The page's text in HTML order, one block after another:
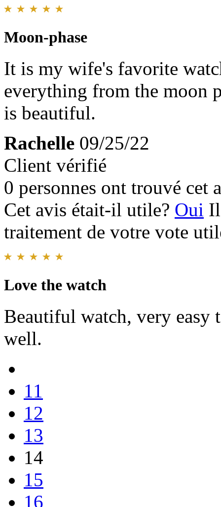
Moon-phase
It is my wife's favorite
everything from the moon
is beautiful.
Rachelle 09/25/22
Client vérifié
0 personnes ont trouvé cet
Cet avis était-il utile? Oui
traitement de votre vote
Love the watch
Beautiful watch, very easy
well.
11
12
13
14
15
16